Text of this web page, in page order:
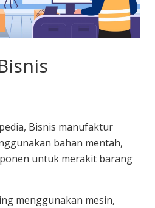
Bisnis manufaktur
bahan mentah,
untuk merakit barang
menggunakan mesin,